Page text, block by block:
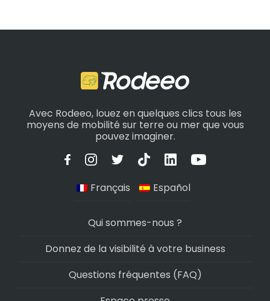
Avec Rodeeo, louez en quelques clics tous les
moyens de mobilité sur terre ou mer que vous
pouvez imaginer.
Français Español
Qui sommes-nous ?
Donnez de la visibilité à votre business
Questions fréquentes (FAQ)